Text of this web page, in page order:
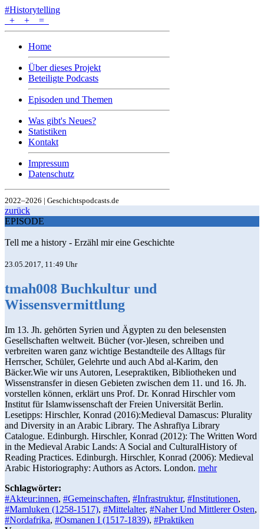
#Historytelling
+
+ =
Home
Über dieses Projekt
Beteiligte Podcasts
Episoden und Themen
Was gibt's Neues?
Statistiken
Kontakt
Impressum
Datenschutz
2022–2026 | Geschichtspodcasts.de
zurück
EPISODE
Tell me a history - Erzähl mir eine Geschichte
23.05.2017, 11:49 Uhr
tmah008 Buchkultur und
Wissensvermittlung
Im 13. Jh. gehörten Syrien und Ägypten zu den belesensten
Gesellschaften weltweit. Bücher (vor-)lesen, schreiben und
verbreiten waren ganz wichtige Bestandteile des Alltags für
Herrscher, Schüler, Gelehrte und auch Abd al-Karim, den
Bäcker.Wie wir uns Autoren, Lesepraktiken, Bibliotheken und
Wissenstransfer in diesen Gebieten zwischen dem 11. und 16. Jh.
vorstellen können, erklärt uns Prof. Dr. Konrad Hirschler vom
Institut für Islamwissenschaft der Freien Universität Berlin.
Lesetipps: Hirschler, Konrad (2016):Medieval Damascus: Plurality
and Diversity in an Arabic Library. The Ashrafīya Library
Catalogue. Edinburgh. Hirschler, Konrad (2012): The Written Word
in the Medieval Arabic Lands: A Social and CulturalHistory of
Reading Practices. Edinburgh. Hirschler, Konrad (2006): Medieval
Arabic Historiography: Authors as Actors. London. mehr
Schlagwörter:
#Akteur:innen, #Gemeinschaften, #Infrastruktur, #Institutionen,
#Mamluken (1258-1517), #Mittelalter, #Naher Und Mittlerer Osten,
#Nordafrika, #Osmanen I (1517-1839), #Praktiken